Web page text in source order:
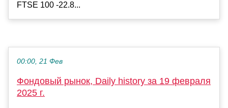
FTSE 100 -22.8...
00:00, 21 Фев
Фондовый рынок, Daily history за 19 февраля
2025 г.